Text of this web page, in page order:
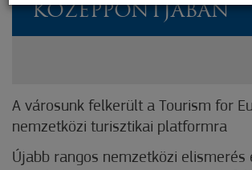
KÖZÉPPONTJÁBAN
A városunk felkerült a Tourism for
nemzetközi turisztikai platformra
Újabb rangos nemzetközi elismerés